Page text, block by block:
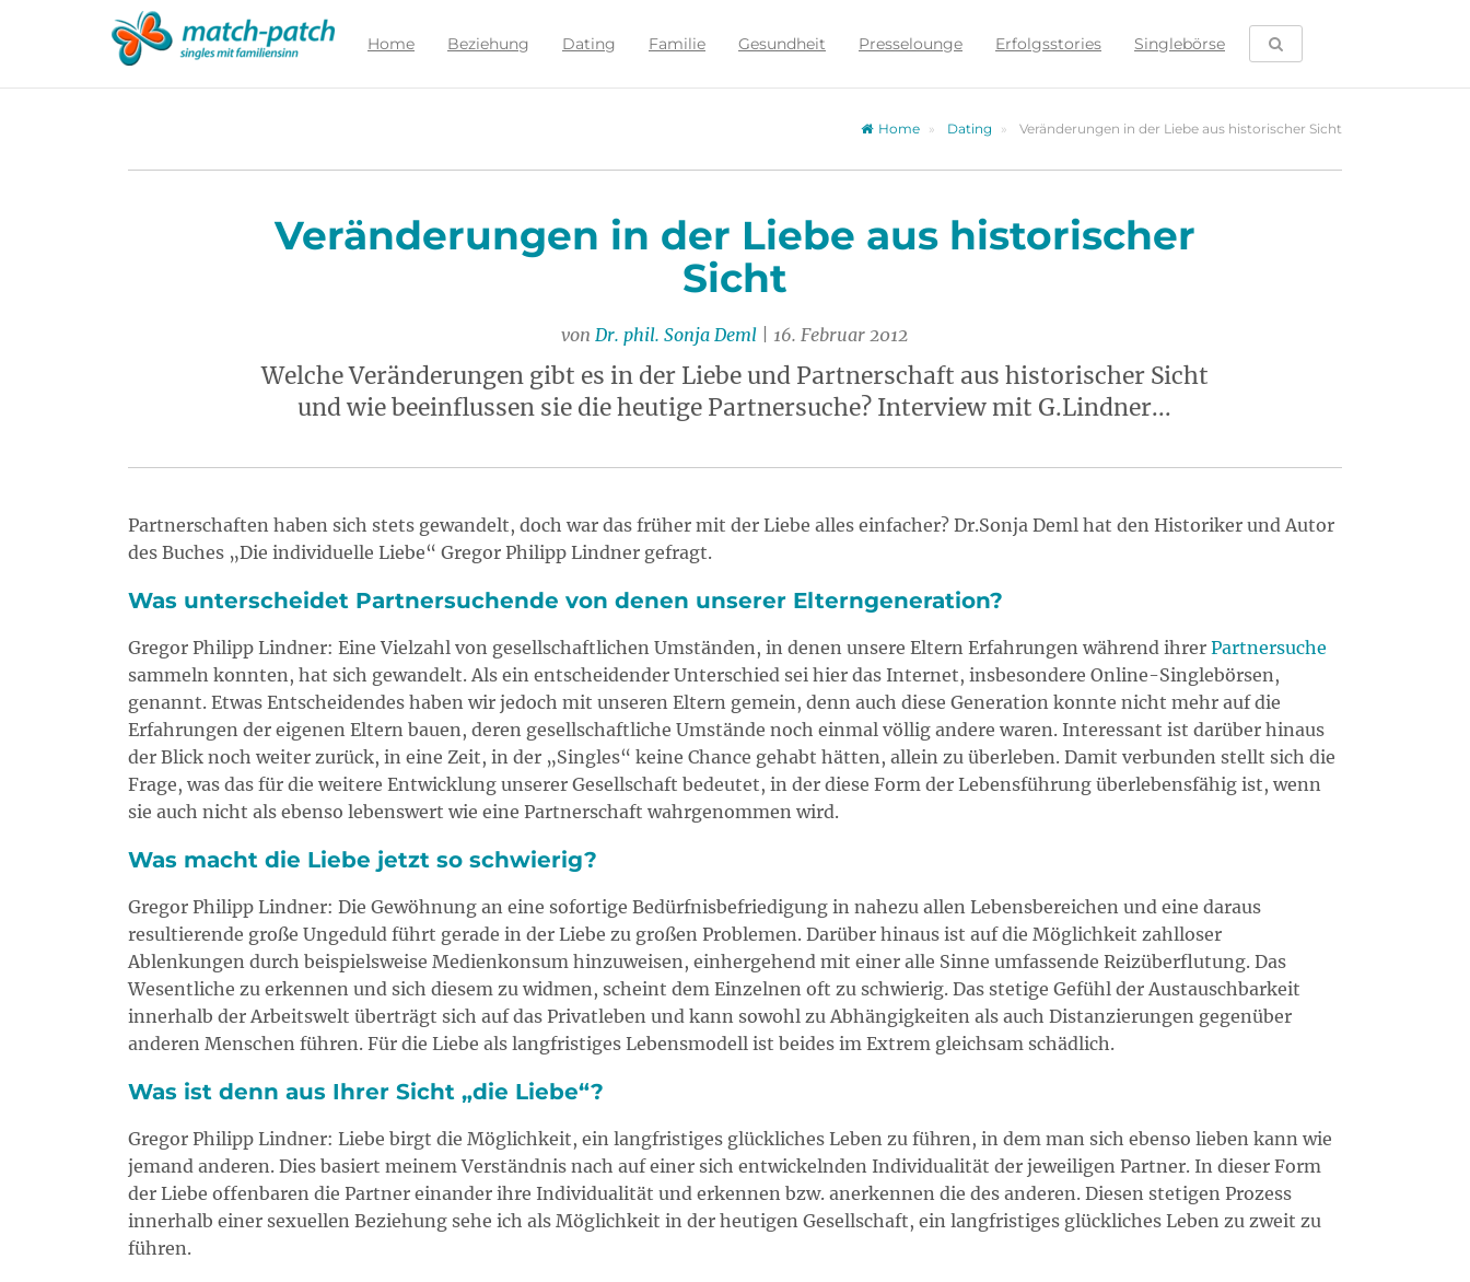
Zur
Partnersuche
Home Beziehung Dating Familie Gesundheit Presselounge Erfolgsstories Singlebörse
Home Dating Veränderungen in der Liebe aus historischer Sicht
Veränderungen in der Liebe aus historischer
Sicht
vonDr. phil. Sonja Deml | 16. Februar 2012
Welche Veränderungen gibt es in der Liebe und Partnerschaft aus historischer Sicht
und wie beeinflussen sie die heutige Partnersuche? Interview mit G.Lindner...
Partnerschaften haben sich stets gewandelt, doch war das früher mit der Liebe alles einfacher? Dr.Sonja Deml hat den Historiker und Autor
des Buches „Die individuelle Liebe“ Gregor Philipp Lindner gefragt.
Was unterscheidet Partnersuchende von denen unserer Elterngeneration?
Gregor Philipp Lindner: Eine Vielzahl von gesellschaftlichen Umständen, in denen unsere Eltern Erfahrungen während ihrer Partnersuche
sammeln konnten, hat sich gewandelt. Als ein entscheidender Unterschied sei hier das Internet, insbesondere Online-Singlebörsen,
genannt. Etwas Entscheidendes haben wir jedoch mit unseren Eltern gemein, denn auch diese Generation konnte nicht mehr auf die
Erfahrungen der eigenen Eltern bauen, deren gesellschaftliche Umstände noch einmal völlig andere waren. Interessant ist darüber hinaus
der Blick noch weiter zurück, in eine Zeit, in der „Singles“ keine Chance gehabt hätten, allein zu überleben. Damit verbunden stellt sich die
Frage, was das für die weitere Entwicklung unserer Gesellschaft bedeutet, in der diese Form der Lebensführung überlebensfähig ist, wenn
sie auch nicht als ebenso lebenswert wie eine Partnerschaft wahrgenommen wird.
Was macht die Liebe jetzt so schwierig?
Gregor Philipp Lindner: Die Gewöhnung an eine sofortige Bedürfnisbefriedigung in nahezu allen Lebensbereichen und eine daraus
resultierende große Ungeduld führt gerade in der Liebe zu großen Problemen. Darüber hinaus ist auf die Möglichkeit zahlloser
Ablenkungen durch beispielsweise Medienkonsum hinzuweisen, einhergehend mit einer alle Sinne umfassende Reizüberflutung. Das
Wesentliche zu erkennen und sich diesem zu widmen, scheint dem Einzelnen oft zu schwierig. Das stetige Gefühl der Austauschbarkeit
innerhalb der Arbeitswelt überträgt sich auf das Privatleben und kann sowohl zu Abhängigkeiten als auch Distanzierungen gegenüber
anderen Menschen führen. Für die Liebe als langfristiges Lebensmodell ist beides im Extrem gleichsam schädlich.
Was ist denn aus Ihrer Sicht „die Liebe“?
Gregor Philipp Lindner: Liebe birgt die Möglichkeit, ein langfristiges glückliches Leben zu führen, in dem man sich ebenso lieben kann wie
jemand anderen. Dies basiert meinem Verständnis nach auf einer sich entwickelnden Individualität der jeweiligen Partner. In dieser Form
der Liebe offenbaren die Partner einander ihre Individualität und erkennen bzw. anerkennen die des anderen. Diesen stetigen Prozess
innerhalb einer sexuellen Beziehung sehe ich als Möglichkeit in der heutigen Gesellschaft, ein langfristiges glückliches Leben zu zweit zu
führen.